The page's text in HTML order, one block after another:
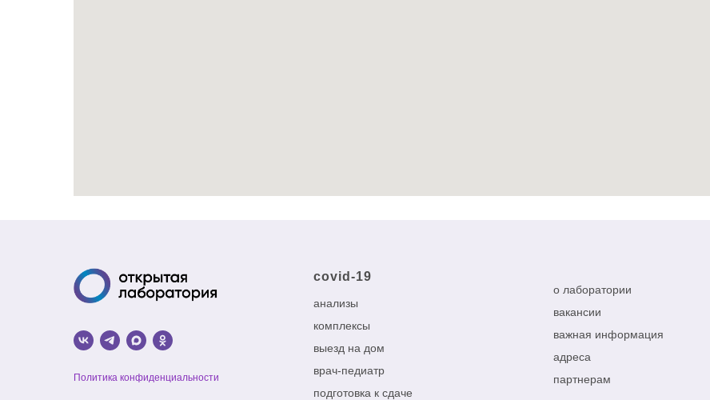
Политика конфиденциальности
covid-19
анализы
комплексы
выезд на дом
врач-педиатр
подготовка к сдаче
о лаборатории
вакансии
важная информация
адреса
партнерам